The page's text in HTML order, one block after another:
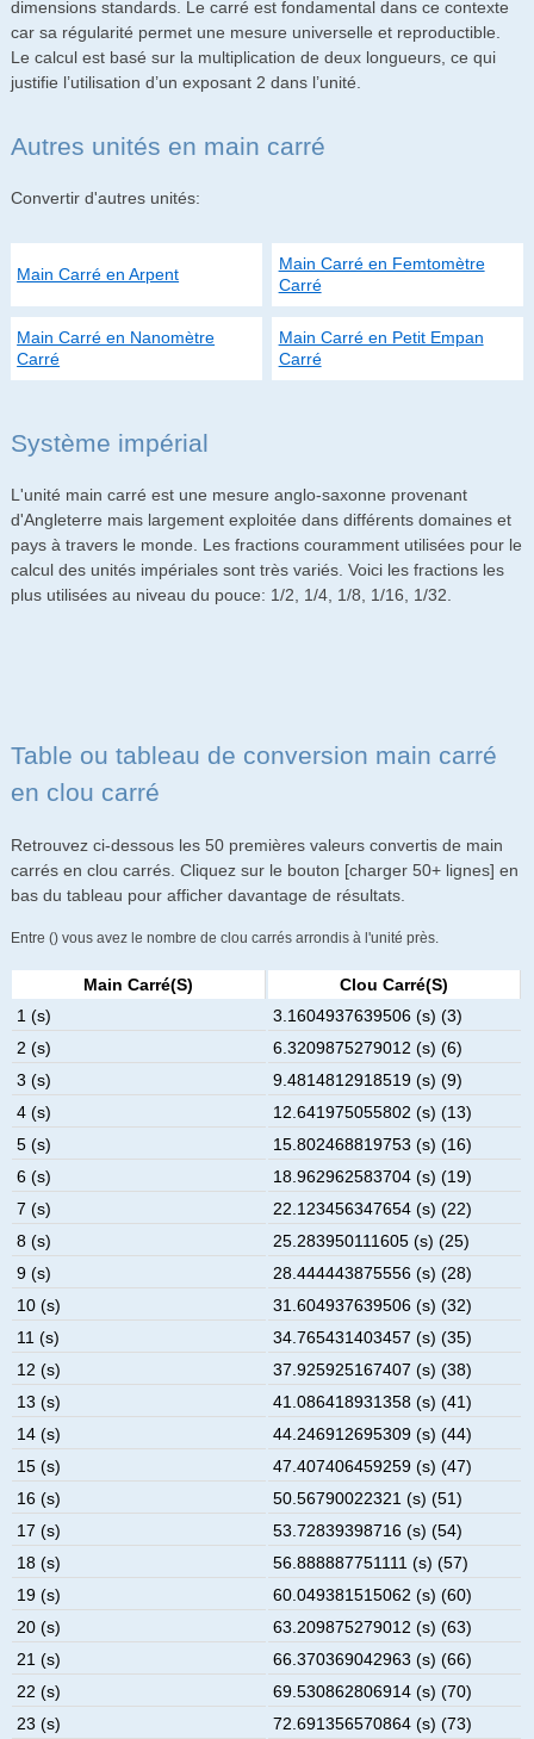
dimensions standards. Le carré est fondamental dans ce contexte
car sa régularité permet une mesure universelle et reproductible.
Le calcul est basé sur la multiplication de deux longueurs, ce qui
justifie l’utilisation d’un exposant 2 dans l’unité.
Autres unités en main carré
Convertir d'autres unités:
Main Carré en Arpent
Main Carré en Femtomètre
Carré
Main Carré en Nanomètre
Carré
Main Carré en Petit Empan
Carré
Système impérial
L'unité main carré est une mesure anglo-saxonne provenant
d'Angleterre mais largement exploitée dans différents domaines et
pays à travers le monde. Les fractions couramment utilisées pour le
calcul des unités impériales sont très variés. Voici les fractions les
plus utilisées au niveau du pouce: 1/2, 1/4, 1/8, 1/16, 1/32.
Table ou tableau de conversion main carré
en clou carré
Retrouvez ci-dessous les 50 premières valeurs convertis de main
carrés en clou carrés. Cliquez sur le bouton [charger 50+ lignes] en
bas du tableau pour afficher davantage de résultats.
Entre () vous avez le nombre de clou carrés arrondis à l'unité près.
Main Carré(s)
Clou Carré(s)
1 (s)
3.1604937639506 (s) (3)
2 (s)
6.3209875279012 (s) (6)
3 (s)
9.4814812918519 (s) (9)
4 (s)
12.641975055802 (s) (13)
5 (s)
15.802468819753 (s) (16)
6 (s)
18.962962583704 (s) (19)
7 (s)
22.123456347654 (s) (22)
8 (s)
25.283950111605 (s) (25)
9 (s)
28.444443875556 (s) (28)
10 (s)
31.604937639506 (s) (32)
11 (s)
34.765431403457 (s) (35)
12 (s)
37.925925167407 (s) (38)
13 (s)
41.086418931358 (s) (41)
14 (s)
44.246912695309 (s) (44)
15 (s)
47.407406459259 (s) (47)
16 (s)
50.56790022321 (s) (51)
17 (s)
53.72839398716 (s) (54)
18 (s)
56.888887751111 (s) (57)
19 (s)
60.049381515062 (s) (60)
20 (s)
63.209875279012 (s) (63)
21 (s)
66.370369042963 (s) (66)
22 (s)
69.530862806914 (s) (70)
23 (s)
72.691356570864 (s) (73)